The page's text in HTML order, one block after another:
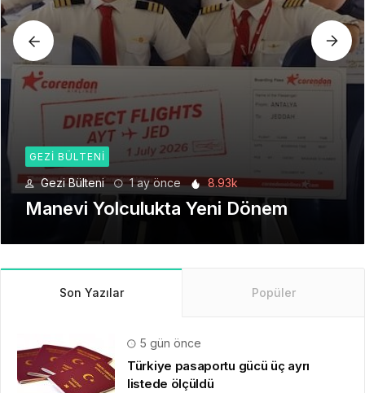
GEZI BÜLTENI
Gezi Bülteni 1 ay önce 8.93k
Manevi Yolculukta Yeni Dönem
Son Yazılar Popüler
5 gün önce
Türkiye pasaportu gücü üç ayrı
listede ölçüldü